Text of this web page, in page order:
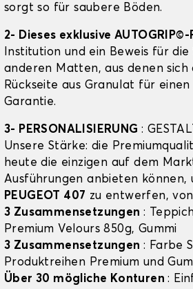
sorgt so für saubere Böden.
2- Dieses exklusive
Institution und ein Beweis für
anderen Matten, aus denen
Rückseite aus Granulat für
Garantie.
3- PERSONALISIERUNG :
Unsere Stärke: die
heute die einzigen auf dem
Ausführungen anbieten können,
PEUGEOT 407 zu entwerfen,
3 Zusammensetzungen :
Premium Velours 850g, Gummi
3 Zusammensetzungen : Farbe
Produktreihen Premium und
Über 30 mögliche Konturen: